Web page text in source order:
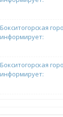
Бокситогорская
информирует:
Бокситогорская
информирует: